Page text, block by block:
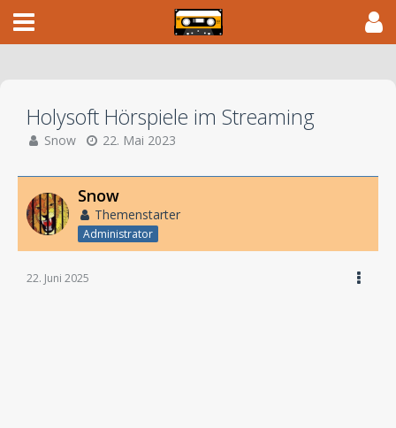
Holysoft Hörspiele im Streaming
Snow 22. Mai 2023
Snow
Themenstarter
Administrator
22. Juni 2025